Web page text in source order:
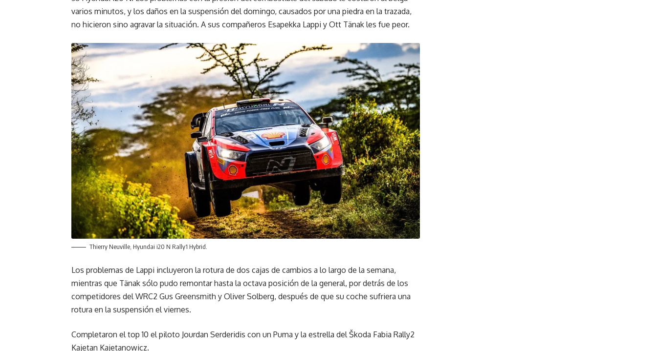
varios minutos, y los daños en la suspensión del domingo, causados por una piedra en la trazada,
no hicieron sino agravar la situación. A sus compañeros Esapekka Lappi y Ott Tänak les fue peor.
Thierry Neuville, Hyundai i20 N Rally1 Hybrid.
Los problemas de Lappi incluyeron la rotura de dos cajas de cambios a lo largo de la semana,
mientras que Tänak sólo pudo remontar hasta la octava posición de la general, por detrás de los
competidores del WRC2 Gus Greensmith y Oliver Solberg, después de que su coche sufriera una
rotura en la suspensión el viernes.
Completaron el top 10 el piloto Jourdan Serderidis con un Puma y la estrella del Škoda Fabia Rally2
Kajetan Kajetanowicz.